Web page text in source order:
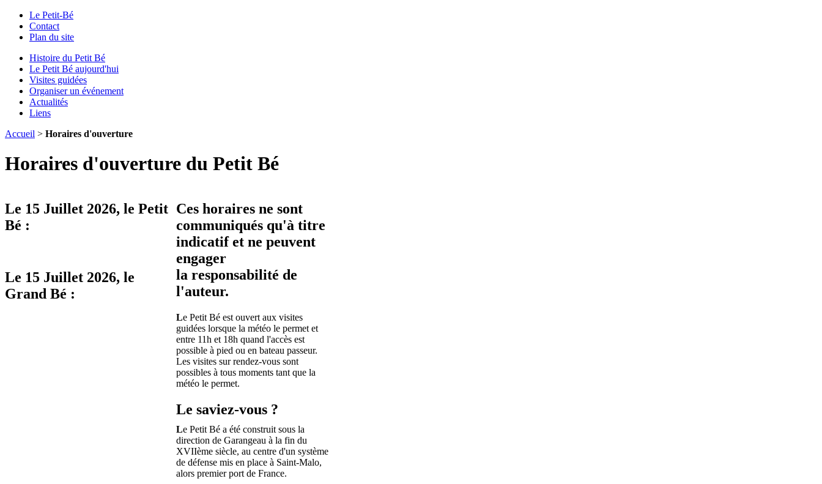
Le Petit-Bé
Contact
Plan du site
Histoire du Petit Bé
Le Petit Bé aujourd'hui
Visites guidées
Organiser un événement
Actualités
Liens
Accueil > Horaires d'ouverture
Horaires d'ouverture du Petit Bé
Le 15 Juillet 2026, le Petit
Bé :
Le 15 Juillet 2026, le
Grand Bé :
Ces horaires ne sont
communiqués qu'à titre
indicatif et ne peuvent
engager
la responsabilité de
l'auteur.
Le Petit Bé est ouvert aux visites
guidées lorsque la météo le permet et
entre 11h et 18h quand l'accès est
possible à pied ou en bateau passeur.
Les visites sur rendez-vous sont
possibles à tous moments tant que la
météo le permet.
Le saviez-vous ?
Le Petit Bé a été construit sous la
direction de Garangeau à la fin du
XVIIème siècle, au centre d'un système
de défense mis en place à Saint-Malo,
alors premier port de France.